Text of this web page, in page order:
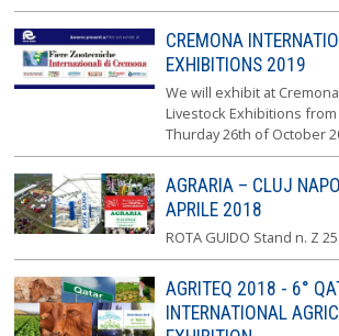
CREMONA
EXHIBITIONS 2019
We will exhibit at
Livestock Exhibitions
Thurday 26th of October
AGRARIA – CLUJ
APRILE 2018
ROTA GUIDO Stand n. Z 25
AGRITEQ 2018 - 6°
INTERNATIONAL